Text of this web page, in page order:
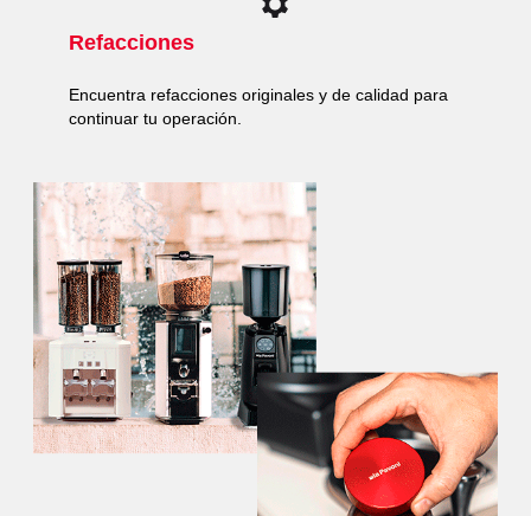
Refacciones
Encuentra refacciones originales y de calidad para
continuar tu operación.